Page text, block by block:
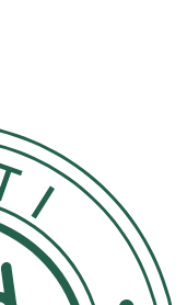
dagliga dosen.
ett alternativ till en